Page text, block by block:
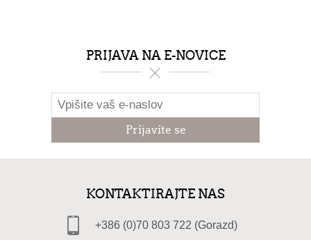
PRIJAVA NA E-NOVICE
KONTAKTIRAJTE NAS
+386 (0)70 803 722 (Gorazd)